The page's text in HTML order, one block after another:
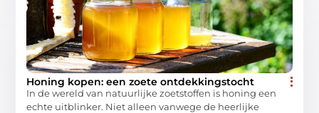
Honing kopen: een zoete ontdekkingstocht
In de wereld van natuurlijke zoetstoffen is honing een
echte uitblinker. Niet alleen vanwege de heerlijke